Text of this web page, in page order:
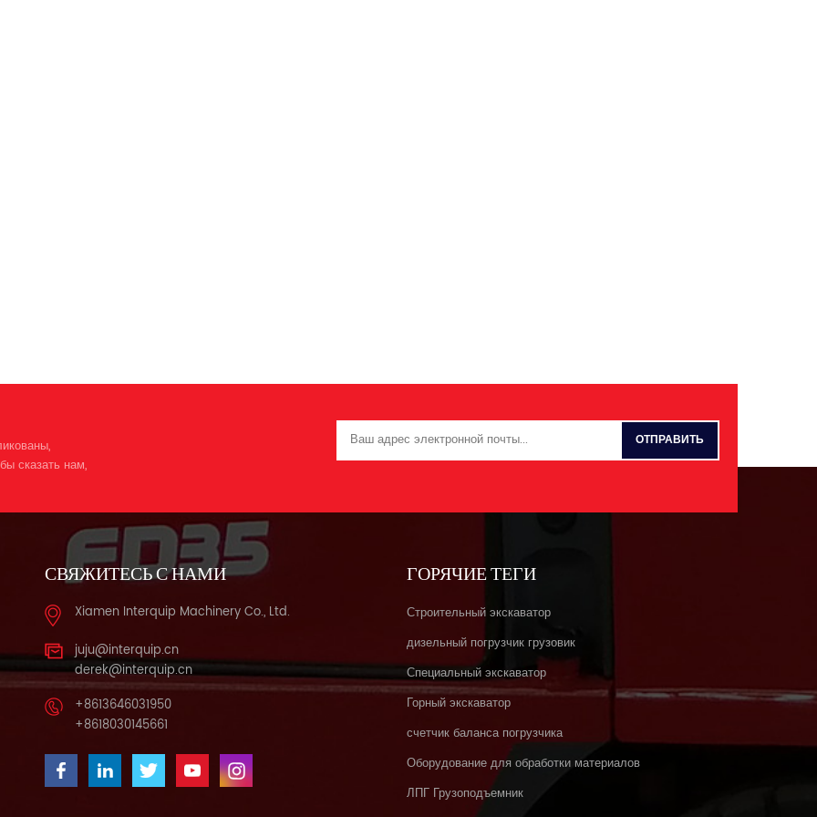
сказать нам,
СВЯЖИТЕСЬ С НАМИ
Xiamen Interquip Machinery Co., Ltd.
juju@interquip.cn
derek@interquip.cn
+8613646031950
+8618030145661
ГОРЯЧИЕ ТЕГИ
Строительный экскаватор
дизельный погрузчик грузовик
Специальный экскаватор
Горный экскаватор
счетчик баланса погрузчика
Оборудование для обработки материалов
ЛПГ Грузоподъемник